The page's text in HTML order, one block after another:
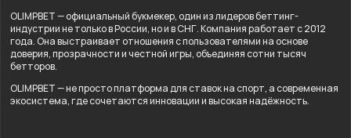
OLIMPBET — официальный букмекер, один из лидеров беттинг-
индустрии не только в России, но и в СНГ. Компания работает с 2012
года. Она выстраивает отношения с пользователями на основе
доверия, прозрачности и честной игры, объединяя сотни тысяч
бетторов.
OLIMPBET — не просто платформа для ставок на спорт, а современная
экосистема, где сочетаются инновации и высокая надёжность.